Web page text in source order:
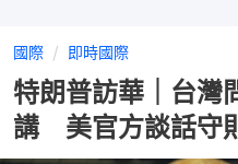
國際 即時國際
特朗普訪華｜台灣
講 美官方談話守